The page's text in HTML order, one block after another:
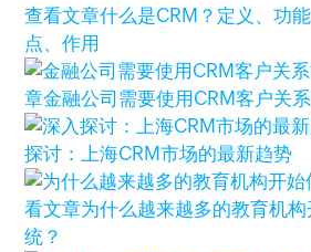
查看文章什么是CRM？定义、功
点、作用
章金融公司需要使用CRM客户关
探讨：上海CRM市场的最新趋势
看文章为什么越来越多的教育机
统？